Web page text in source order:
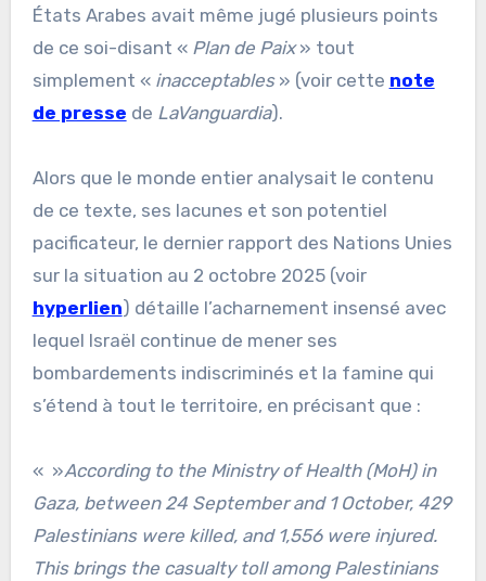
États Arabes avait même jugé plusieurs points
de ce soi-disant « Plan de Paix» tout
simplement « inacceptables» (voir cette note
de presse de LaVanguardia).
Alors que le monde entier analysait le contenu
de ce texte, ses lacunes et son potentiel
pacificateur, le dernier rapport des Nations Unies
sur la situation au 2 octobre 2025 (voir
hyperlien) détaille l’acharnement insensé avec
lequel Israël continue de mener ses
bombardements indiscriminés et la famine qui
s’étend à tout le territoire, en précisant que :
« »According to the Ministry of Health (MoH) in
Gaza, between 24 September and 1 October, 429
Palestinians were killed, and 1,556 were injured.
This brings the casualty toll among Palestinians